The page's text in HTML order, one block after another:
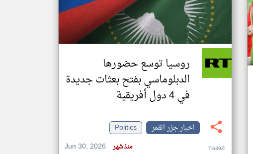
تغيير الدولة
اخبار جزر القمر على مدار الساعة
أهم اخبار جزر القمر العاجلة والمباشرة
روسيا توسع حضورها
الدبلوماسي بفتح بعثات جديدة
في 4 دول أفريقية
اخبار جزر القمر
Politics
Jun 30, 2026
منذ شهر TG39ZI
klyoum.com